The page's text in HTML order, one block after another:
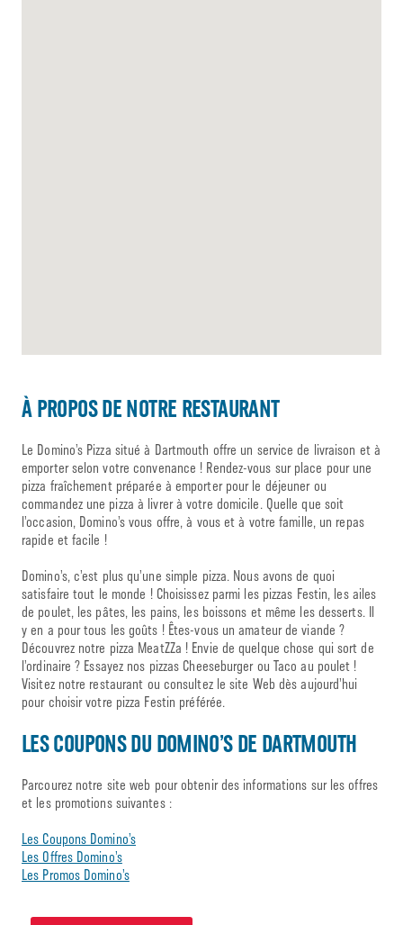
À PROPOS DE NOTRE RESTAURANT
Le Domino’s Pizza situé à Dartmouth offre un service de livraison et à
emporter selon votre convenance ! Rendez-vous sur place pour une
pizza fraîchement préparée à emporter pour le déjeuner ou
commandez une pizza à livrer à votre domicile. Quelle que soit
l’occasion, Domino’s vous offre, à vous et à votre famille, un repas
rapide et facile !
Domino’s, c’est plus qu’une simple pizza. Nous avons de quoi
satisfaire tout le monde ! Choisissez parmi les pizzas Festin, les ailes
de poulet, les pâtes, les pains, les boissons et même les desserts. Il
y en a pour tous les goûts ! Êtes-vous un amateur de viande ?
Découvrez notre pizza MeatZZa ! Envie de quelque chose qui sort de
l’ordinaire ? Essayez nos pizzas Cheeseburger ou Taco au poulet !
Visitez notre restaurant ou consultez le site Web dès aujourd’hui
pour choisir votre pizza Festin préférée.
LES COUPONS DU DOMINO’S DE DARTMOUTH
Parcourez notre site web pour obtenir des informations sur les offres
et les promotions suivantes :
Les Coupons Domino’s
Les Offres Domino’s
Les Promos Domino’s